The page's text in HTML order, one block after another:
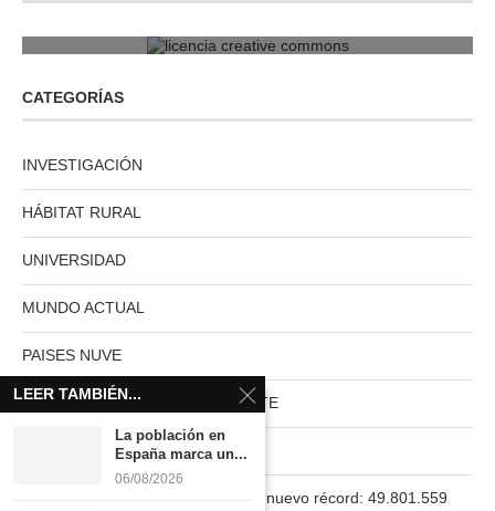
CATEGORÍAS
INVESTIGACIÓN
HÁBITAT RURAL
UNIVERSIDAD
MUNDO ACTUAL
PAISES NUVE
HABITAT RURAL AUTOSUFICIENTE
La población en España marca un nuevo récord: 49.801.559
LEER TAMBIÉN...
La población en
España marca un...
06/08/2026